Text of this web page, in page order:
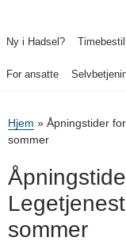
Ny i Hadsel?
For ansatte
Hjem » Åpningstider
sommer
sommer